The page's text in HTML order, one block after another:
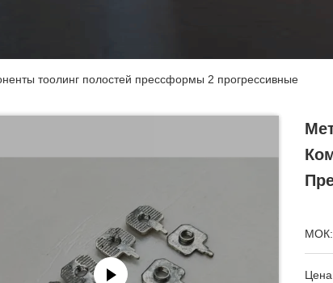
тоолинг полостей прессформы 2 прогрессивные
МОК: